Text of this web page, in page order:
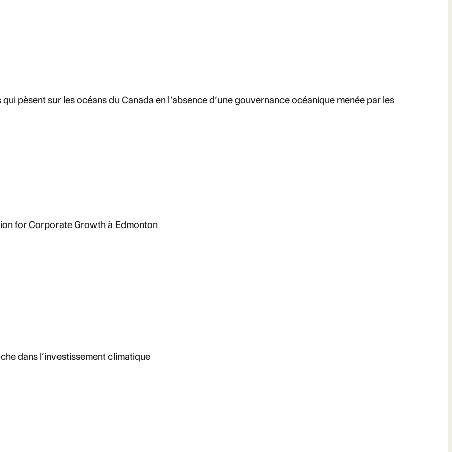
pèsent sur les océans du Canada en l’absence d’une gouvernance océanique menée par les
for Corporate Growth à Edmonton
dans l’investissement climatique